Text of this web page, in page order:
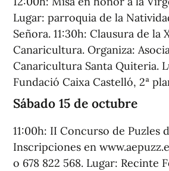
Lugar: parroquia de la
Señora. 11:30h: Clausura de la
Canaricultura. Organiza:
Canaricultura Santa Quiteria.
Fundació Caixa Castelló, 2ª
Sábado 15 de octubre
11:00h: II Concurso de Puzles
Inscripciones en
o 678 822 568. Lugar: Recinte